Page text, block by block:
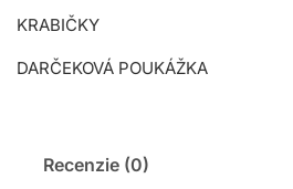
KRABIČKY
DARČEKOVÁ POUKÁŽKA
Recenzie (0)